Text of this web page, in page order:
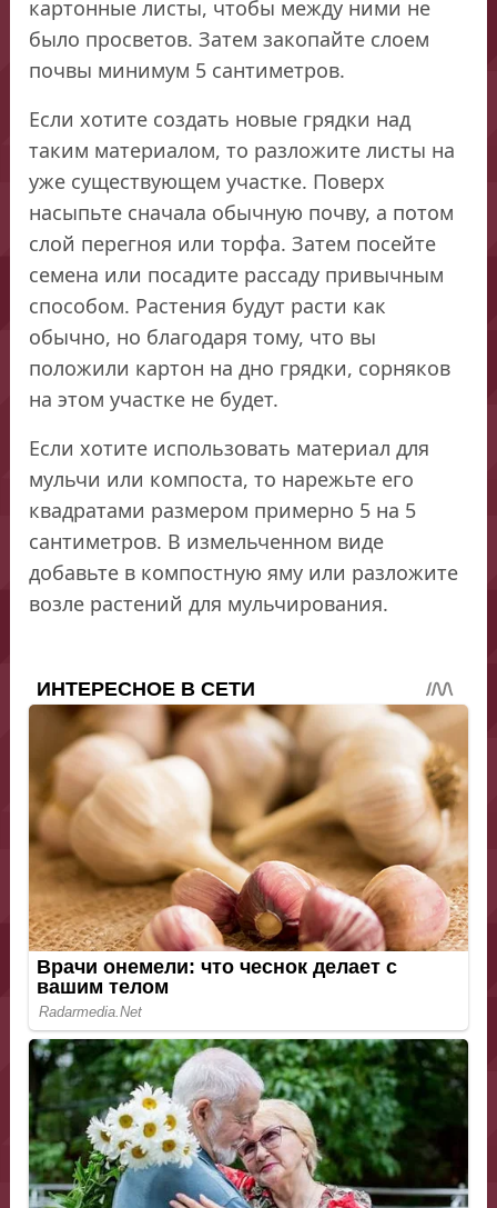
картонные листы, чтобы между ними не
было просветов. Затем закопайте слоем
почвы минимум 5 сантиметров.
Если хотите создать новые грядки над
таким материалом, то разложите листы на
уже существующем участке. Поверх
насыпьте сначала обычную почву, а потом
слой перегноя или торфа. Затем посейте
семена или посадите рассаду привычным
способом. Растения будут расти как
обычно, но благодаря тому, что вы
положили картон на дно грядки, сорняков
на этом участке не будет.
Если хотите использовать материал для
мульчи или компоста, то нарежьте его
квадратами размером примерно 5 на 5
сантиметров. В измельченном виде
добавьте в компостную яму или разложите
возле растений для мульчирования.